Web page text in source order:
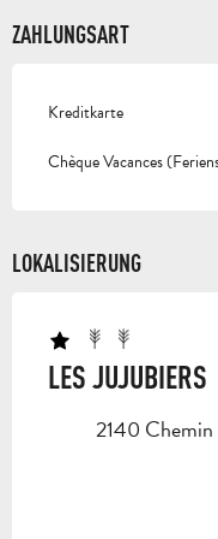
ZAHLUNGSART
Kreditkarte
Chèque Vacances
LOKALISIERUNG
LES JUJUBIERS
2140 Chemin